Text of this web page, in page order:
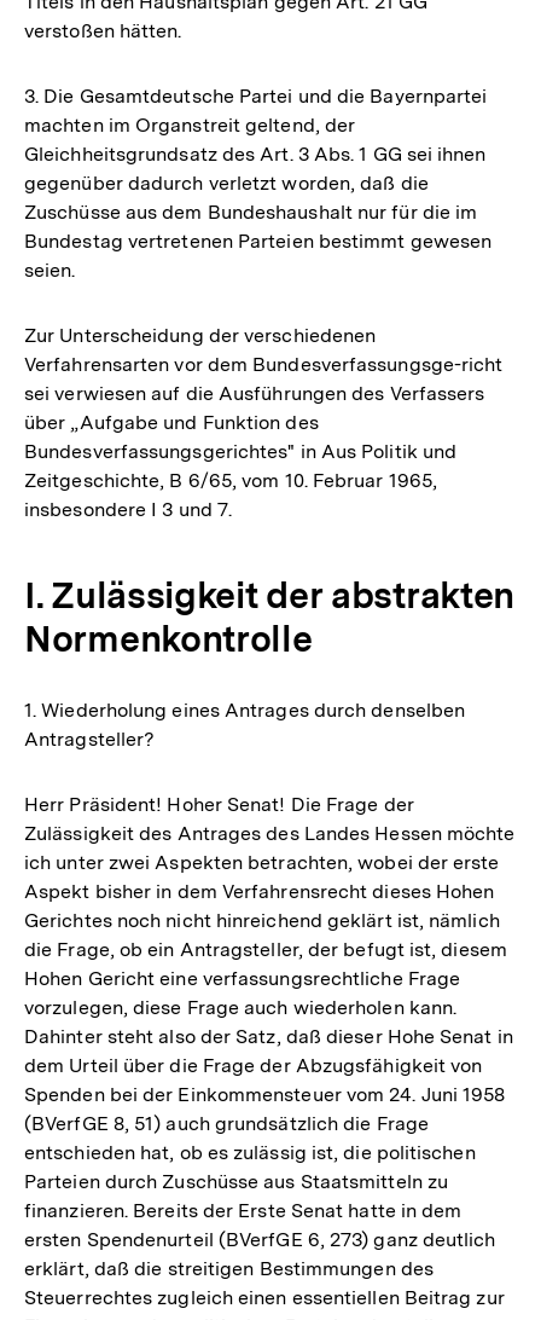
verstoßen hätten.
3. Die Gesamtdeutsche Partei und die Bayernpartei
machten im Organstreit geltend, der
Gleichheitsgrundsatz des Art. 3 Abs. 1 GG sei ihnen
gegenüber dadurch verletzt worden, daß die
Zuschüsse aus dem Bundeshaushalt nur für die im
Bundestag vertretenen Parteien bestimmt gewesen
seien.
Zur Unterscheidung der verschiedenen
Verfahrensarten vor dem Bundesverfassungsge-richt
sei verwiesen auf die Ausführungen des Verfassers
über „Aufgabe und Funktion des
Bundesverfassungsgerichtes" in Aus Politik und
Zeitgeschichte, B 6/65, vom 10. Februar 1965,
insbesondere I 3 und 7.
I. Zulässigkeit der abstrakten
Normenkontrolle
1. Wiederholung eines Antrages durch denselben
Antragsteller?
Herr Präsident! Hoher Senat! Die Frage der
Zulässigkeit des Antrages des Landes Hessen möchte
ich unter zwei Aspekten betrachten, wobei der erste
Aspekt bisher in dem Verfahrensrecht dieses Hohen
Gerichtes noch nicht hinreichend geklärt ist, nämlich
die Frage, ob ein Antragsteller, der befugt ist, diesem
Hohen Gericht eine verfassungsrechtliche Frage
vorzulegen, diese Frage auch wiederholen kann.
Dahinter steht also der Satz, daß dieser Hohe Senat in
dem Urteil über die Frage der Abzugsfähigkeit von
Spenden bei der Einkommensteuer vom 24. Juni 1958
(BVerfGE 8, 51) auch grundsätzlich die Frage
entschieden hat, ob es zulässig ist, die politischen
Parteien durch Zuschüsse aus Staatsmitteln zu
finanzieren. Bereits der Erste Senat hatte in dem
ersten Spendenurteil (BVerfGE 6, 273) ganz deutlich
erklärt, daß die streitigen Bestimmungen des
Steuerrechtes zugleich einen essentiellen Beitrag zur